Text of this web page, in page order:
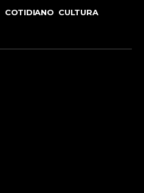
COTIDIANO CULTURA